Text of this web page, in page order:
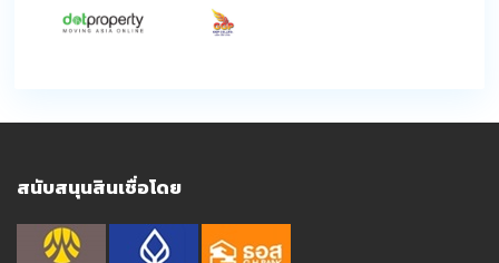
สนับสนุนสินเชื่อโดย